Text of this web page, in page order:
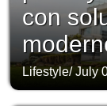
con
Lifestyle/July